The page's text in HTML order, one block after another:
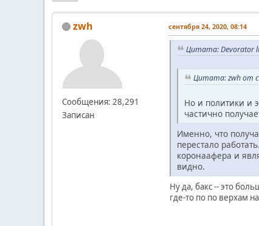
zwh
Сообщения: 28,291
Записан
сентября 24, 2020, 08:14
Цитата: Devorator
Цитата: zwh от
Но и политики и
частично
Именно, что
перестало
коронаафера и
видно.
Ну да, бакс -- это
где-то по по верхам